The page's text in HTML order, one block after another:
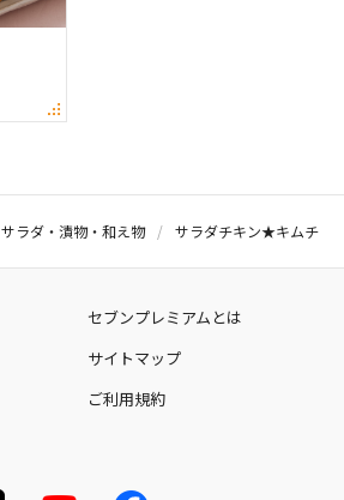
サラダ・漬物・和え物 サラダチキン★キムチ
セブンプレミアムとは
サイトマップ
ご利用規約